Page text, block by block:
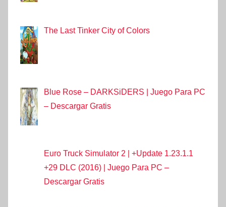
The Last Tinker City of Colors
Blue Rose – DARKSiDERS | Juego Para PC
– Descargar Gratis
Euro Truck Simulator 2 | +Update 1.23.1.1
+29 DLC (2016) | Juego Para PC –
Descargar Gratis